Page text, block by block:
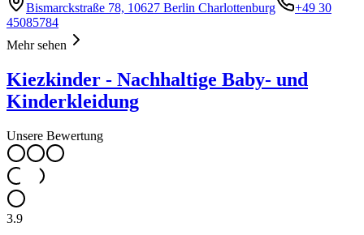
Bismarckstraße 78, 10627 Berlin Charlottenburg
+49 30
45085784
Mehr sehen
Kiezkinder - Nachhaltige Baby- und
Kinderkleidung
Unsere Bewertung
3.9